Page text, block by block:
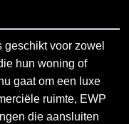
voor zowel
hun woning of
gaat om een luxe
ruimte, EWP
die aansluiten